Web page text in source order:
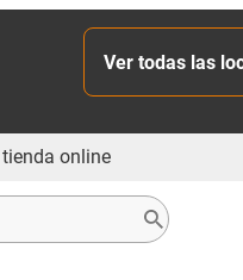
Ver todas las
online